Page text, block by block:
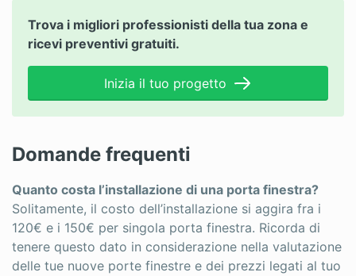
Trova i migliori professionisti della tua zona e
ricevi preventivi gratuiti.
Inizia il tuo progetto
Domande frequenti
Quanto costa l’installazione di una porta finestra?
Solitamente, il costo dell’installazione si aggira fra i
120€ e i 150€ per singola porta finestra. Ricorda di
tenere questo dato in considerazione nella valutazione
delle tue nuove porte finestre e dei prezzi legati al tuo